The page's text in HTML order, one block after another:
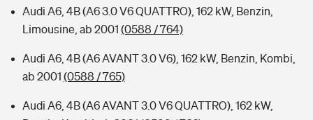
Audi A6, 4B (A6 3.0 V6 QUATTRO), 162 kW, Benzin,
Limousine, ab 2001 (0588 / 764)
Audi A6, 4B (A6 AVANT 3.0 V6), 162 kW, Benzin, Kombi,
ab 2001 (0588 / 765)
Audi A6, 4B (A6 AVANT 3.0 V6 QUATTRO), 162 kW,